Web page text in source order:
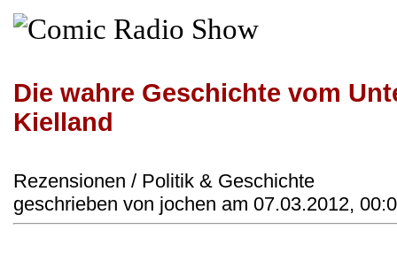
Die wahre Geschichte vom
Kielland
Rezensionen / Politik & Geschichte
geschrieben von jochen am 07.03.2012,